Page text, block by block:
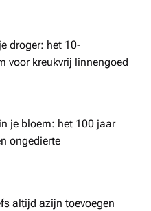
droger: het 10-
voor kreukvrij linnengoed
je bloem: het 100 jaar
ongedierte
altijd azijn toevoegen